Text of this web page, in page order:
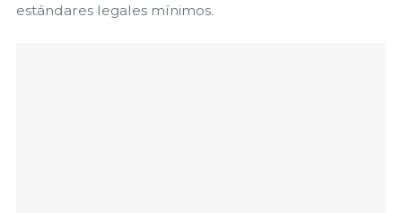
estándares legales mínimos.